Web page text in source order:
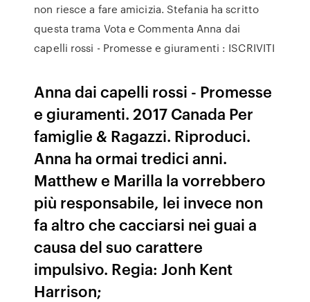
non riesce a fare amicizia. Stefania ha scritto
questa trama Vota e Commenta Anna dai
capelli rossi - Promesse e giuramenti : ISCRIVITI
Anna dai capelli rossi - Promesse
e giuramenti. 2017 Canada Per
famiglie & Ragazzi. Riproduci.
Anna ha ormai tredici anni.
Matthew e Marilla la vorrebbero
più responsabile, lei invece non
fa altro che cacciarsi nei guai a
causa del suo carattere
impulsivo. Regia: Jonh Kent
Harrison;